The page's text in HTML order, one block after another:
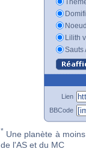
Lilith
Sauts
Lien
BBCode
* Une planète à
de l'AS et du MC